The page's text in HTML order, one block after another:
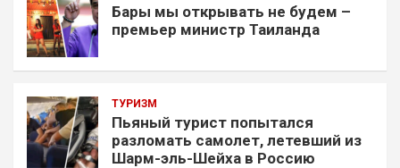
Бары мы открывать не будем –
премьер министр Таиланда
ТУРИЗМ
Пьяный турист попытался
разломать самолет, летевший из
Шарм-эль-Шейха в Россию